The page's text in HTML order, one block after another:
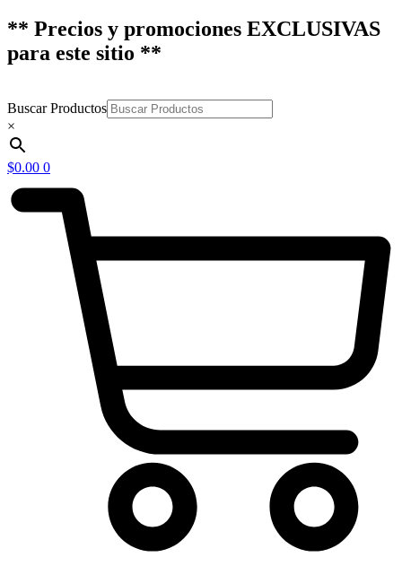
** Precios y promociones EXCLUSIVAS
para este sitio **
Buscar Productos
×
$0.00 0